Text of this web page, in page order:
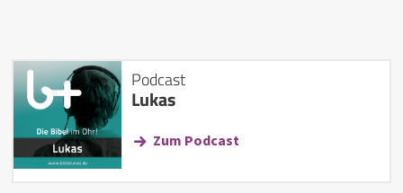
Podcast
Lukas
Zum Podcast